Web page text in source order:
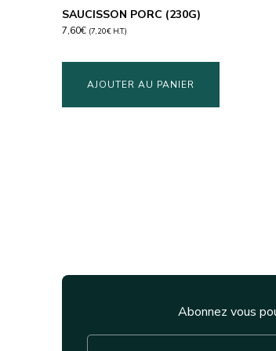
SAUCISSON PORC (230G)
7,60€ (7,20€ H.T.)
AJOUTER AU PANIER
Abonnez vous